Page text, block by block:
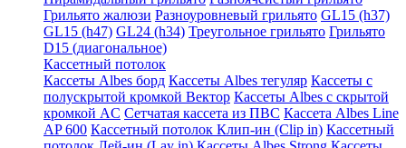
Грильято жалюзи Разноуровневый грильято GL15 (h37)
GL15 (h47) GL24 (h34) Треугольное грильято Грильято
D15 (диагональное)
Кассетный потолок
Кассеты Albes борд Кассеты Albes тегуляр Кассеты с
полускрытой кромкой Вектор Кассеты Albes с скрытой
кромкой AC Сетчатая кассета из ПВС Кассета Albes Line
AP 600 Кассетный потолок Клип-ин (Clip in) Кассетный